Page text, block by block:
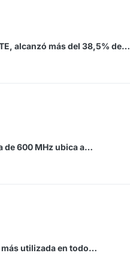
alcanzó más del 38,5% de…
de 600 MHz ubica a…
más utilizada en todo…